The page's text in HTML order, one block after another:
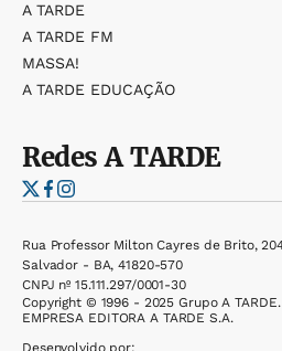
A TARDE
A TARDE FM
MASSA!
A TARDE EDUCAÇÃO
RedesA TARDE
Rua Professor Milton Cayres de Brito,
Salvador - BA, 41820-570
CNPJ nº 15.111.297/0001-30
Copyright © 1996 - 2025 Grupo A
EMPRESA EDITORA A TARDE S.A.
Desenvolvido por: